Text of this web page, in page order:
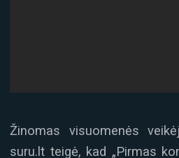
Žinomas visuomenės
suru.lt teigė, kad „Pirmas